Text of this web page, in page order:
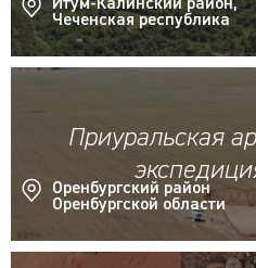
Итум-Калинский район,
Чеченская республика
Приуральская
Оренбургский район
Оренбургской области